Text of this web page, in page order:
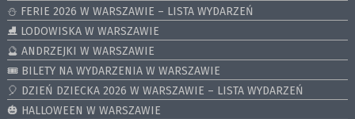
⛄️ FERIE 2026 W WARSZAWIE – LISTA WYDARZEŃ
⛸ LODOWISKA W WARSZAWIE
🔮 ANDRZEJKI W WARSZAWIE
🎟️ BILETY NA WYDARZENIA W WARSZAWIE
🎈 DZIEŃ DZIECKA 2026 W WARSZAWIE – LISTA WYDARZEŃ
🎃 HALLOWEEN W WARSZAWIE